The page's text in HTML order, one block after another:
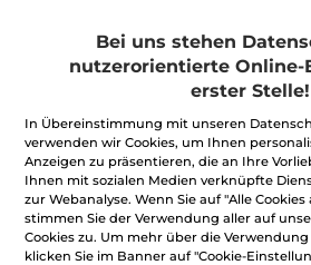
5
5
Bewertungen
Feste
Gesichtsreinigung
9,99€*
133,20€ / 1kg
Menge
IN DEN
Bei uns stehen
nutzerorientierte Online-
erster Stelle!
In Übereinstimmung mit unseren
verwenden wir Cookies, um Ihnen
Anzeigen zu präsentieren, die an Ihre
Ihnen mit sozialen Medien verknüpfte
zur Webanalyse. Wenn Sie auf "Alle
stimmen Sie der Verwendung aller auf
Cookies zu. Um mehr über die
klicken Sie im Banner auf "Cookie-